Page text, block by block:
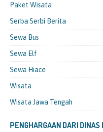
Paket Wisata
Serba Serbi Berita
Sewa Bus
Sewa Elf
Sewa Hiace
Wisata
Wisata Jawa Tengah
PENGHARGAAN DARI